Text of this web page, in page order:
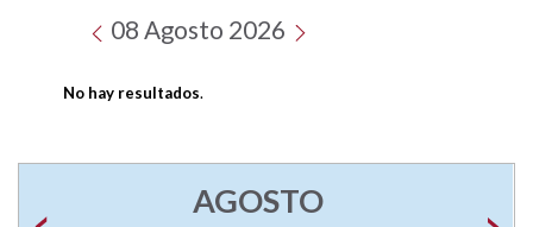
08 Agosto 2026
No hay resultados.
AGOSTO